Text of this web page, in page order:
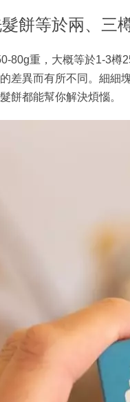
餅等於兩、三
80g重，大概等於1-3樽
差異而有所不同。細細
餅都能幫你解決煩惱。